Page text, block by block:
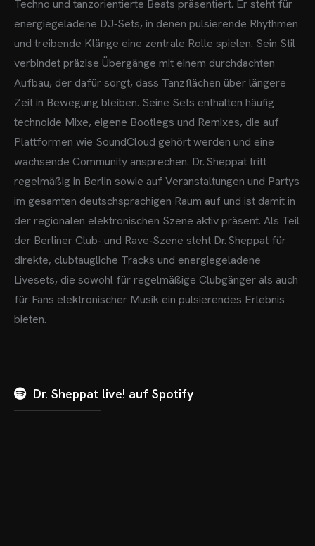
Techno und tanzorientierte Beats präsentiert. Er steht für
energiegeladene DJ‑Sets, in denen pulsierende Rhythmen
und treibende Klänge eine zentrale Rolle spielen. Sein Stil
verbindet präzise Übergänge mit einem durchdachten
Aufbau, der dafür sorgt, dass Tanzflächen über längere
Zeit in Bewegung bleiben. Seine Sets enthalten häufig
technoide Mixe, eigene Bootlegs und Remixes, die auf
Plattformen wie SoundCloud gehört werden und eine
wachsende Community ansprechen. Dr. Sheppat tritt
regelmäßig in Berlin sowie auf Veranstaltungen und Partys
im gesamten deutschsprachigen Raum auf und ist damit in
der regionalen elektronischen Szene aktiv präsent. Als Teil
der Berliner Club‑ und Rave‑Szene steht Dr. Sheppat für
direkte, clubtaugliche Tracks und energiegeladene
Livesets, die sowohl für regelmäßige Clubgänger als auch
für Fans elektronischer Musik ein pulsierendes Erlebnis
bieten.
Dr. Sheppat live! auf Spotify